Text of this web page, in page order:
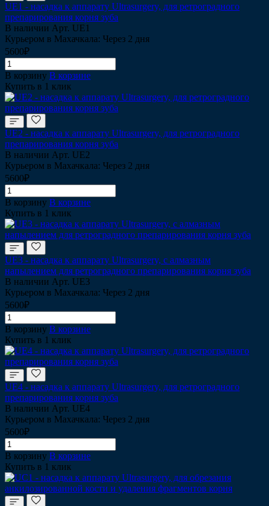
UE1 - насадка к аппарату Ultrasurgery, для ретроградного
препарирования корня зуба
В наличии Арт. UE1
Курьером в Махачкала: Через 2 дня
5600₽
В корзину В корзине
Купить в 1 клик
UE2 - насадка к аппарату Ultrasurgery, для ретроградного
препарирования корня зуба
В наличии Арт. UE2
Курьером в Махачкала: Через 2 дня
5600₽
В корзину В корзине
Купить в 1 клик
UE3 - насадка к аппарату Ultrasurgery, с алмазным
напылением для ретроградного препарирования корня зуба
В наличии Арт. UE3
Курьером в Махачкала: Через 2 дня
5600₽
В корзину В корзине
Купить в 1 клик
UE4 - насадка к аппарату Ultrasurgery, для ретроградного
препарирования корня зуба
В наличии Арт. UE4
Курьером в Махачкала: Через 2 дня
5600₽
В корзину В корзине
Купить в 1 клик